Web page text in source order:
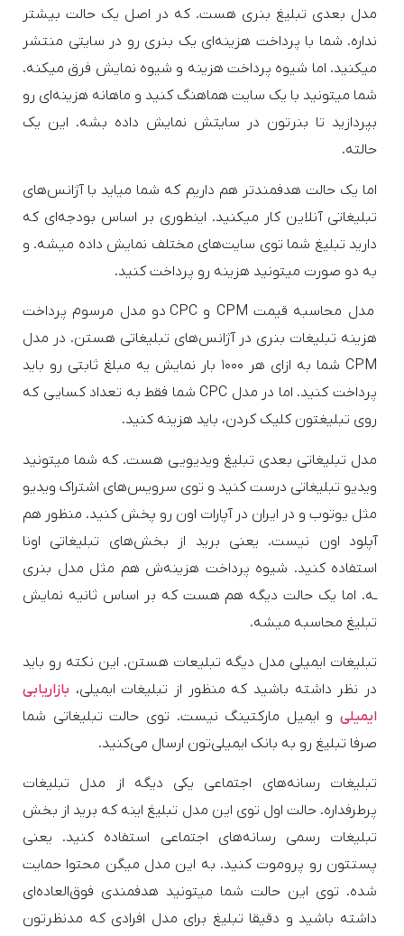
مدل بعدی تبلیغ بنری هست. که در اصل یک حالت بیشتر
نداره. شما با پرداخت هزینه‌ای یک بنری رو در سایتی منتشر
میکنید. اما شیوه پرداخت هزینه و شیوه نمایش فرق میکنه.
شما میتونید با یک سایت هماهنگ کنید و ماهانه هزینه‌ای رو
بپردازید تا بنرتون در سایتش نمایش داده بشه. این یک
حالته.
اما یک حالت هدفمندتر هم داریم که شما میاید با آژانس‌های
تبلیغاتی آنلاین کار میکنید. اینطوری بر اساس بودجه‌ای که
دارید تبلیغ شما توی سایت‌های مختلف نمایش داده میشه. و
به دو صورت میتونید هزینه رو پرداخت کنید.
مدل محاسبه قیمت CPM و CPC دو مدل مرسوم پرداخت
هزینه تبلیغات بنری در آژانس‌های تبلیغاتی هستن. در مدل
CPM شما به ازای هر ۱۰۰۰ بار نمایش یه مبلغ ثابتی رو باید
پرداخت کنید. اما در مدل CPC شما فقط به تعداد کسایی که
روی تبلیغتون کلیک کردن، باید هزینه کنید.
مدل تبلیغاتی بعدی تبلیغ ویدیویی هست. که شما میتونید
ویدیو تبلیغاتی درست کنید و توی سرویس‌های اشتراک‌ ویدیو
مثل یوتوب و در ایران در آپارات اون رو پخش کنید. منظور هم
آپلود اون نیست. یعنی برید از بخش‌های تبلیغاتی اونا
استفاده کنید. شیوه پرداخت هزینه‌ش هم مثل مدل بنری
ـه. اما یک حالت دیگه هم هست که بر اساس ثانیه نمایش
تبلیغ محاسبه میشه.
تبلیغات ایمیلی مدل دیگه تبلیعات هستن. این نکته رو باید
در نظر داشته باشید که منظور از تبلیغات ایمیلی، بازاریابی
ایمیلی و ایمیل مارکتینگ نیست. توی حالت تبلیغاتی شما
صرفا تبلیغ رو به بانک ایمیلی‌تون ارسال می‌کنید.
تبلیغات رسانه‌های اجتماعی یکی دیگه از مدل تبلیغات
پرطرفداره. حالت اول توی این مدل تبلیغ اینه که برید از بخش
تبلیغات رسمی رسانه‌های اجتماعی استفاده کنید. یعنی
پستتون رو پروموت کنید. به این مدل میگن محتوا حمایت
شده. توی این حالت شما میتونید هدفمندی فوق‌العاده‌ای
داشته باشید و دقیقا تبلیغ برای مدل افرادی که مدنظرتون